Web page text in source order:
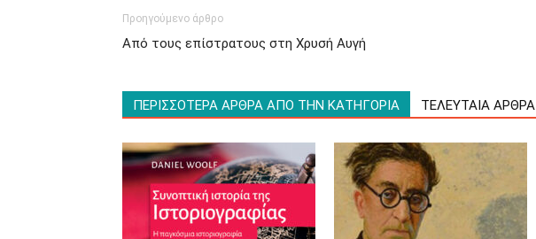
Προηγούμενο άρθρο
Από τους επίστρατους στη Χρυσή Αυγή
ΠΕΡΙΣΣΟΤΕΡΑ ΑΡΘΡΑ ΑΠΟ ΤΗΝ ΚΑΤΗΓΟΡΙΑ ΤΕΛΕΥΤΑΙΑ ΑΡΘΡΑ